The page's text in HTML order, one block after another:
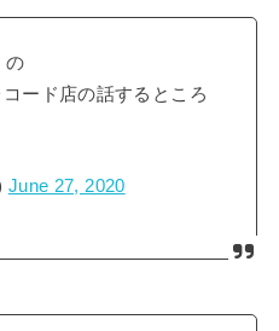
の
ード店の話するところ
June 27, 2020